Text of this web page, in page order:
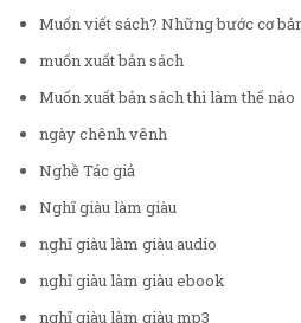
Muốn viết sách? Những bước cơ
muốn xuất bản sách
Muốn xuất bản sách thì làm thế nào
ngày chênh vênh
Nghề Tác giả
Nghĩ giàu làm giàu
nghĩ giàu làm giàu audio
nghĩ giàu làm giàu ebook
nghĩ giàu làm giàu mp3